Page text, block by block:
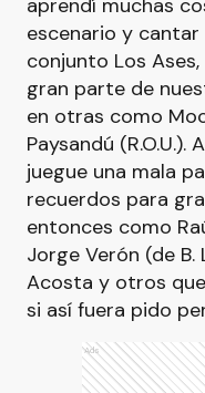
aprendí muchas
escenario y
conjunto Los
gran parte de
en otras como
Paysandú
juegue una mala
recuerdos para
entonces como
Jorge Verón (de B.
Acosta y otros
si así fuera pido
Ads